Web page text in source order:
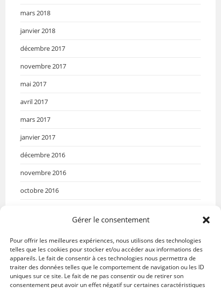
Gérer le consentement
Pour offrir les meilleures expériences, nous utilisons des technologies
telles que les cookies pour stocker et/ou accéder aux informations des
appareils. Le fait de consentir à ces technologies nous permettra de
traiter des données telles que le comportement de navigation ou les ID
uniques sur ce site. Le fait de ne pas consentir ou de retirer son
consentement peut avoir un effet négatif sur certaines caractéristiques
mars 2018
janvier 2018
décembre 2017
novembre 2017
mai 2017
avril 2017
mars 2017
janvier 2017
décembre 2016
novembre 2016
octobre 2016
avril 2016
mars 2016
janvier 2016